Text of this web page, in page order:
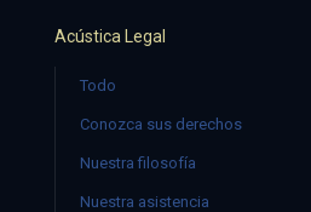
Acústica Legal
Todo
Conozca sus derechos
Nuestra filosofía
Nuestra asistencia